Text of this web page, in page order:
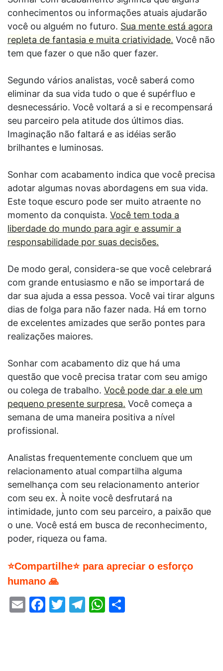
conhecimentos ou informações atuais ajudarão
você ou alguém no futuro. Sua mente está agora
repleta de fantasia e muita criatividade. Você não
tem que fazer o que não quer fazer.
Segundo vários analistas, você saberá como
eliminar da sua vida tudo o que é supérfluo e
desnecessário. Você voltará a si e recompensará
seu parceiro pela atitude dos últimos dias.
Imaginação não faltará e as idéias serão
brilhantes e luminosas.
Sonhar com acabamento indica que você precisa
adotar algumas novas abordagens em sua vida.
Este toque escuro pode ser muito atraente no
momento da conquista. Você tem toda a
liberdade do mundo para agir e assumir a
responsabilidade por suas decisões.
De modo geral, considera-se que você celebrará
com grande entusiasmo e não se importará de
dar sua ajuda a essa pessoa. Você vai tirar alguns
dias de folga para não fazer nada. Há em torno
de excelentes amizades que serão pontes para
realizações maiores.
Sonhar com acabamento diz que há uma
questão que você precisa tratar com seu amigo
ou colega de trabalho. Você pode dar a ele um
pequeno presente surpresa. Você começa a
semana de uma maneira positiva a nível
profissional.
Analistas frequentemente concluem que um
relacionamento atual compartilha alguma
semelhança com seu relacionamento anterior
com seu ex. À noite você desfrutará na
intimidade, junto com seu parceiro, a paixão que
o une. Você está em busca de reconhecimento,
poder, riqueza ou fama.
⭐Compartilhe⭐ para apreciar o esforço
humano 🙏
EmailFacebook
Twitter
Telegram
WhatsApp